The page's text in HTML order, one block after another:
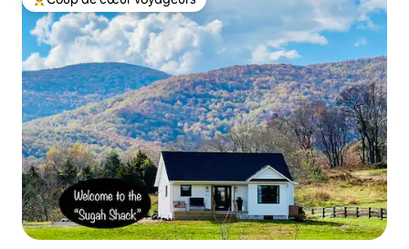
Coups de cœur voyageurs les plus appréciés